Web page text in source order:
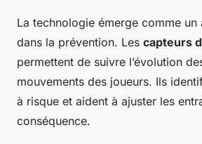
La technologie émerge comme un
dans la prévention. Les capteurs
permettent de suivre l’évolution
mouvements des joueurs. Ils
à risque et aident à ajuster les
conséquence.